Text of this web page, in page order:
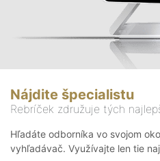
Nájdite špecialistu
Rebríček združuje tých
Hľadáte odborníka vo svojom
vyhľadávač. Využívajte len tie